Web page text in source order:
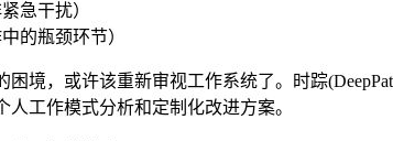
急干扰）
的瓶颈环节）
境，或许该重新审视工作系统了。时踪
工作模式分析和定制化改进方案。